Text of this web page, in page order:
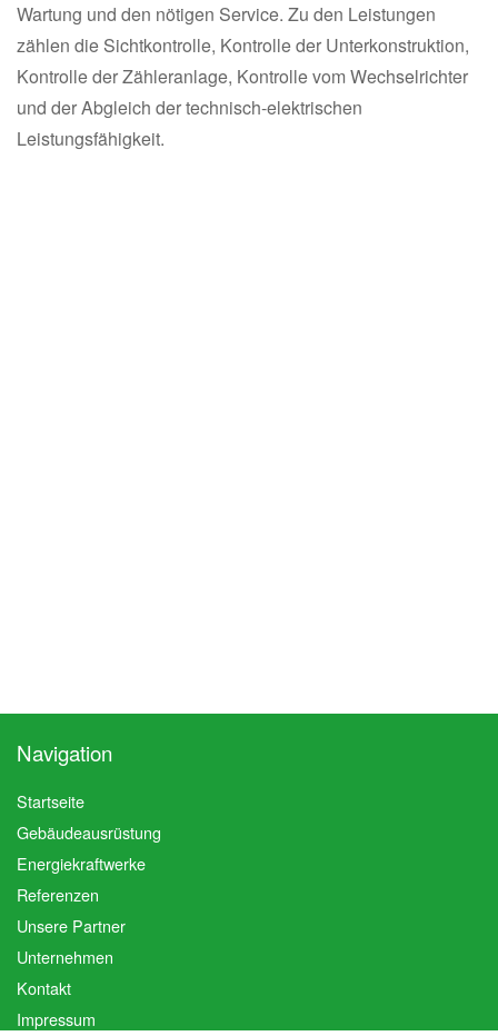
Wartung und den nötigen Service. Zu den Leistungen
zählen die Sichtkontrolle, Kontrolle der Unterkonstruktion,
Kontrolle der Zähleranlage, Kontrolle vom Wechselrichter
und der Abgleich der technisch-elektrischen
Leistungsfähigkeit.
Navigation
Startseite
Gebäudeausrüstung
Energiekraftwerke
Referenzen
Unsere Partner
Unternehmen
Kontakt
Impressum